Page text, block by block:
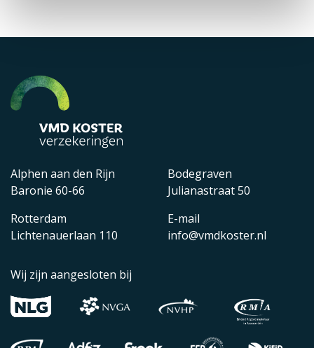
Alphen aan den Rijn
Baronie 60-66
Rotterdam
Lichtenauerlaan 110
Bodegraven
Julianastraat 50
E-mail
info@vmdkoster.nl
Wij zijn aangesloten bij